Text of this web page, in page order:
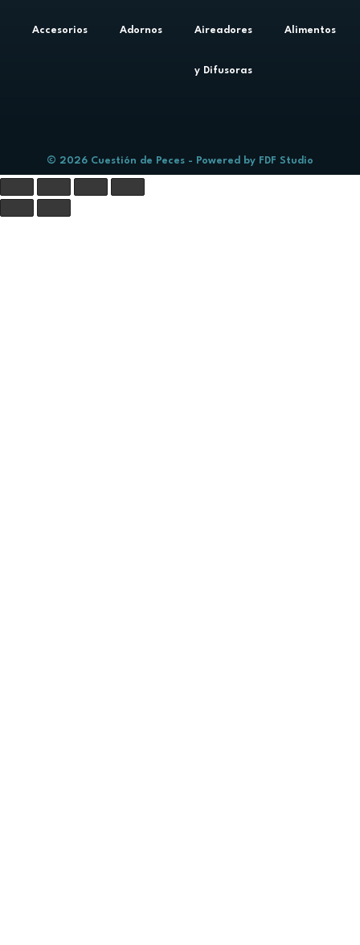
Accesorios Adornos Aireadores
y Difusoras
Alimentos
© 2026 Cuestión de Peces - Powered by FDF Studio